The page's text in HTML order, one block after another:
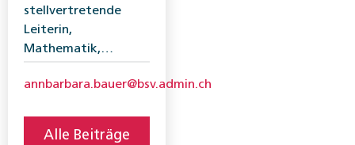
stellvertretende
Leiterin,
Mathematik,
Statistik, Bundesamt
annbarbara.bauer@bsv.admin.ch
Alle Beiträge